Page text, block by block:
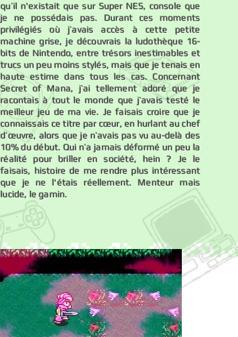
qu’il n'existait que sur Super NES, console que
je ne possédais pas. Durant ces moments
privilégiés où j’avais accès à cette petite
machine grise, je découvrais la ludothèque 16-
bits de Nintendo, entre trésors inestimables et
trucs un peu moins stylés, mais que je tenais en
haute estime dans tous les cas. Concernant
Secret of Mana, j’ai tellement adoré que je
racontais à tout le monde que j’avais testé le
meilleur jeu de ma vie. Je faisais croire que je
connaissais ce titre par cœur, en hurlant au chef
d’œuvre, alors que je n’avais pas vu au-delà des
10% du début. Qui n’a jamais déformé un peu la
réalité pour briller en société, hein ? Je le
faisais, histoire de me rendre plus intéressant
que je ne l'étais réellement. Menteur mais
lucide, le gamin.